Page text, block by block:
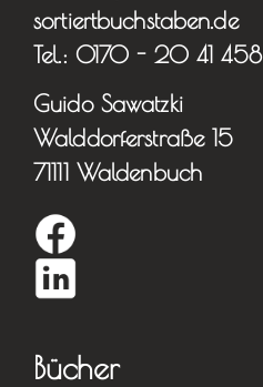
sortiertbuchstaben.de
Tel.: 0170 - 20 41 458
Guido Sawatzki
Walddorferstraße 15
71111 Waldenbuch
Bücher